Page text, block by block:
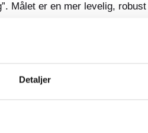
Detaljer
Målet er en mer levelig,
på luftkvalitetsdata